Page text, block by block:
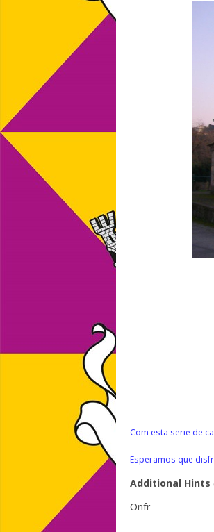
Com esta serie de
Esperamos que
Additional Hints
Onfr